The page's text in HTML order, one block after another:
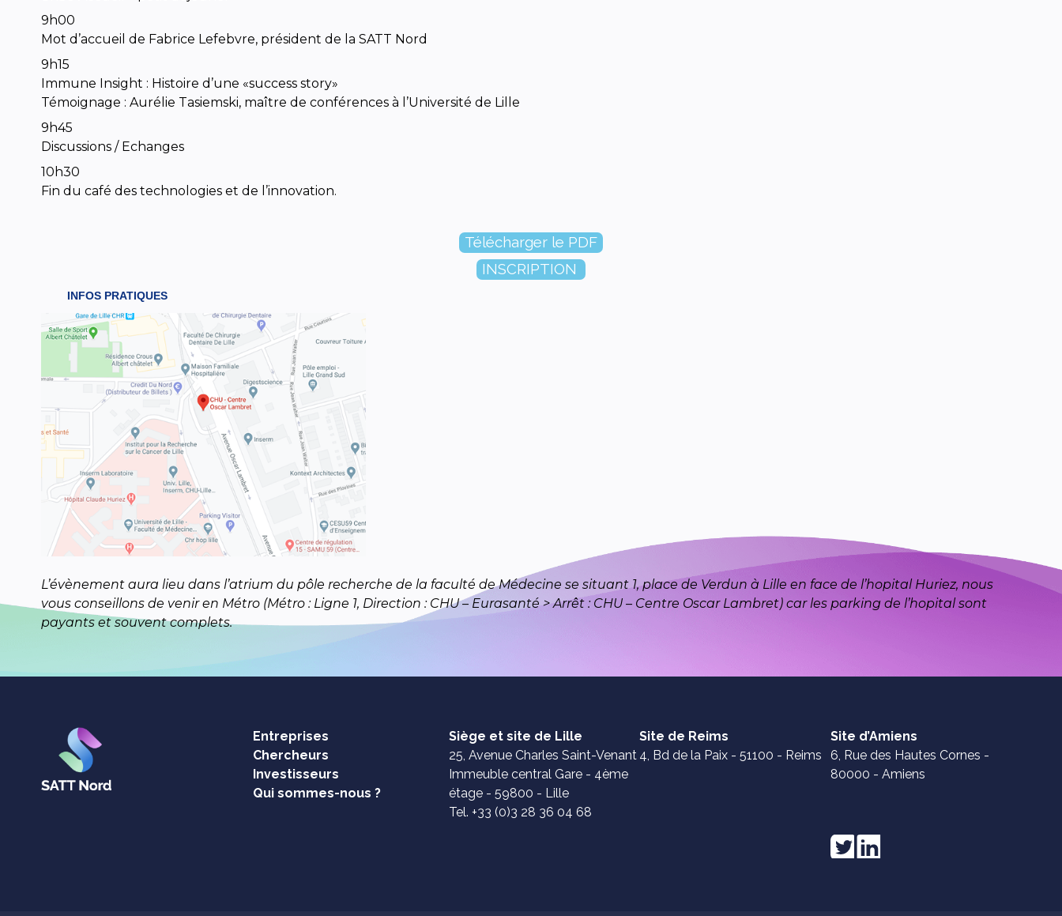
9h00
Mot d’accueil de Fabrice Lefebvre, président de la SATT Nord
9h15
Immune Insight : Histoire d’une «success story»
Témoignage : Aurélie Tasiemski, maître de conférences à l’Université de Lille
9h45
Discussions / Echanges
10h30
Fin du café des technologies et de l’innovation.
Télécharger le PDF
INSCRIPTION
INFOS PRATIQUES
L’évènement aura lieu dans l’atrium du pôle recherche de la faculté de Médecine se situant 1, place de Verdun à Lille en face de l’hopital Huriez, nous
vous conseillons de venir en Métro (Métro : Ligne 1, Direction : CHU – Eurasanté > Arrêt : CHU – Centre Oscar Lambret) car les parking de l’hopital sont
payants et souvent complets.
Entreprises
Chercheurs
Investisseurs
Qui sommes-nous ?
Siège et site de Lille
25, Avenue Charles Saint-Venant
Immeuble central Gare - 4ème
étage - 59800 - Lille
Tel. +33 (0)3 28 36 04 68
Site de Reims
4, Bd de la Paix - 51100 - Reims
Site d’Amiens
6, Rue des Hautes Cornes -
80000 - Amiens